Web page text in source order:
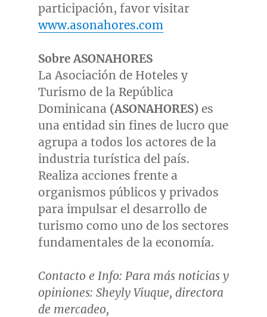
participación, favor visitar
www.asonahores.com
Sobre ASONAHORES
La Asociación de Hoteles y
Turismo de la República
Dominicana (ASONAHORES)es
una entidad sin fines de lucro que
agrupa a todos los actores de la
industria turística del país.
Realiza acciones frente a
organismos públicos y privados
para impulsar el desarrollo de
turismo como uno de los sectores
fundamentales de la economía.
Contacto e Info: Para más noticias y
opiniones: Sheyly Viuque, directora
de mercadeo,